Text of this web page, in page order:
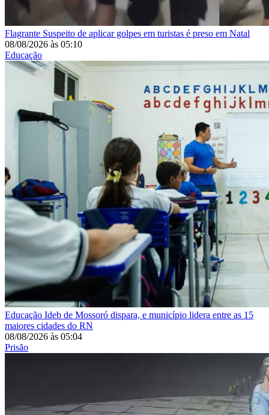
Flagrante Suspeito de aplicar golpes em turistas é preso em Natal
08/08/2026 às 05:10
Educação
Educação Ideb de Mossoró dispara, e município lidera entre as 15
maiores cidades do RN
08/08/2026 às 05:04
Prisão